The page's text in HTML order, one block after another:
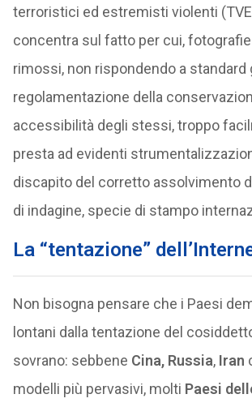
terroristici ed estremisti violenti
concentra sul fatto per cui,
rimossi, non rispondendo a standard
regolamentazione della
accessibilità degli stessi, troppo
presta ad evidenti
discapito del corretto assolvimento
di indagine, specie di stampo
La “tentazione”
Non bisogna pensare che i Paesi
lontani dalla tentazione del
sovrano: sebbene Cina, Russia, Iran
modelli più pervasivi, molti Paesi